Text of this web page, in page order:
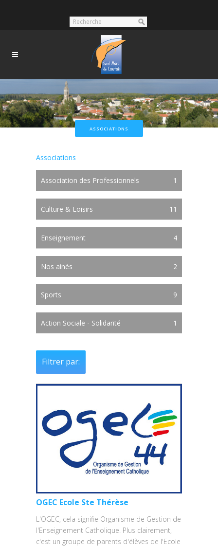
ASSOCIATIONS
Associations
Association des Professionnels 1
Culture & Loisirs 11
Enseignement 4
Nos ainés 2
Sports 9
Action Sociale - Solidarité 1
Filtrer par:
OGEC Ecole Ste Thérèse
L'OGEC, cela signifie Organisme de Gestion de
l'Enseignement Catholique. Plus clairement,
c'est un groupe de parents d'élèves de l'Ecole